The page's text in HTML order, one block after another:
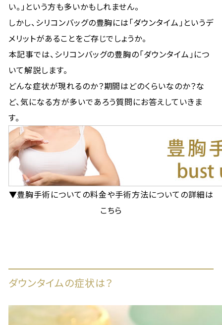
い。」という方も多いかもしれません。
しかし、シリコンバッグの豊胸には「ダウンタイム」というデ
メリットがあることをご存じでしょうか。
本記事では、シリコンバッグの豊胸の「ダウンタイム」につ
いて解説します。
どんな症状が現れるのか？期間はどのくらいなのか？な
ど、気になる方が多いであろう質問にお答えしていきま
す。
▼豊胸手術についての料金や手術方法についての詳細は
こちら
ダウンタイムの症状は？